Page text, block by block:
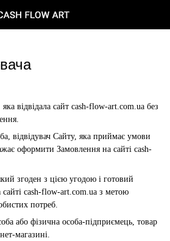
відвідала сайт cash-flow-art.com.ua без
відвідувач Сайту, яка приймає умови
оформити Замовлення на сайті cash-
згоден з цією угодою і готовий
cash-flow-art.com.ua з метою
потреб.
або фізична особа-підприємець, товар
магазині.